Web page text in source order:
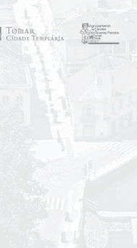
na fachada
artistas, noutras
do templo,
dois argonautas.
Charola, foi pintado
Foto 20,
obra de artistas
a nova igreja